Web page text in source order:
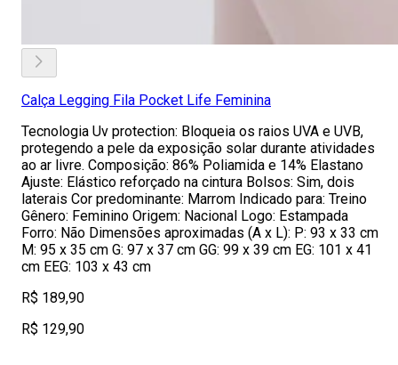
Calça Legging Fila Pocket Life Feminina
Tecnologia Uv protection: Bloqueia os raios UVA e UVB,
protegendo a pele da exposição solar durante atividades
ao ar livre. Composição: 86% Poliamida e 14% Elastano
Ajuste: Elástico reforçado na cintura Bolsos: Sim, dois
laterais Cor predominante: Marrom Indicado para: Treino
Gênero: Feminino Origem: Nacional Logo: Estampada
Forro: Não Dimensões aproximadas (A x L): P: 93 x 33 cm
M: 95 x 35 cm G: 97 x 37 cm GG: 99 x 39 cm EG: 101 x 41
cm EEG: 103 x 43 cm
R$ 189,90
R$ 129,90